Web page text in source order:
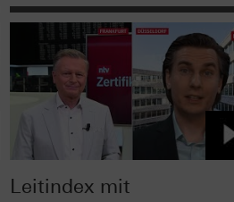
Leitindex mit